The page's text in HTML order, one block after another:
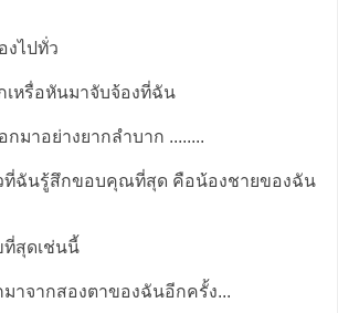
งไปทั่ว
หรื่อหันมาจับจ้องที่ฉัน
มาอย่างยากลำบาก ........
ที่ฉันรู้สึกขอบคุณที่สุด คือน้องชายของฉัน
ที่สุดเช่นนี้
าจากสองตาของฉันอีกครั้ง...